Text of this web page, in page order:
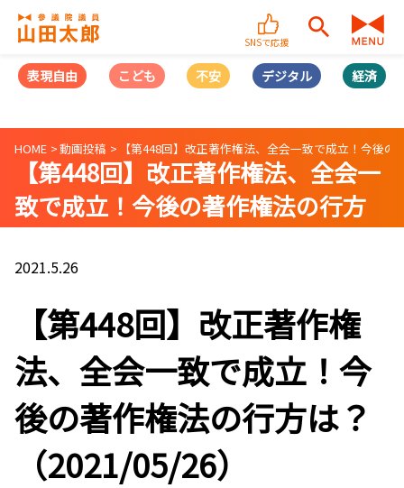
SNSで応援
表現自由 こども 不安 デジタル 経済
HOME 動画投稿 【第448回】改正著作権法、全会一致で成立！今後
【第448回】改正著作権法、全会一
致で成立！今後の著作権法の行方
は？（2021/05/26）
2021.5.26
【第448回】改正著作権
法、全会一致で成立！今
後の著作権法の行方は？
（2021/05/26）